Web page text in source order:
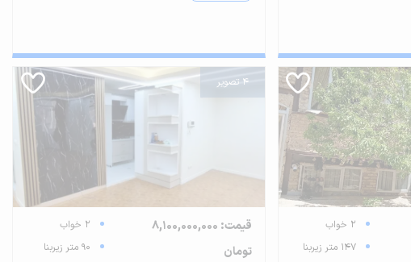
2 خواب
147 متر زیربنا
4 تصویر
قیمت: 8,100,000,000
تومان
2 خواب
90 متر زیربنا